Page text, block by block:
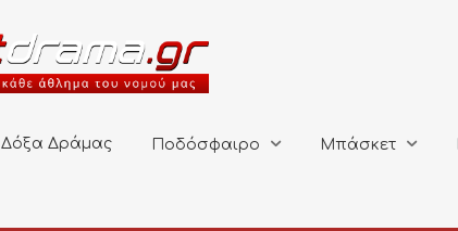
Δόξα Δράμας Ποδόσφαιρο Μπάσκετ